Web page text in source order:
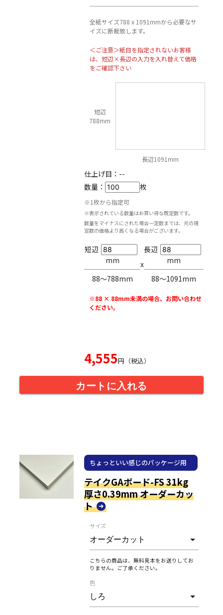
全紙サイズ788 x 1091mmから必要なサ
イズに断裁致します。
＜ご注意＞紙目を指定されないお客様
は、短辺×長辺の入力を入れ替えて価格
をご確認下さい
短辺
788mm
長辺1091mm
仕上げ目： --
数量：
枚
※1枚から指定可
※表示されている数量はお買い得な既定数です。
数量をマイナスにされた場合一定数までは、元の規
定数の価格より高くなる場合がございます。
短辺
mm
88〜788mm
x
長辺
mm
88〜1091mm
※88 × 88mm未満の場合、お問い合わせ
ください。
4,555円（税込）
カートに入れる
ちょっといい感じのパッケージ用
紙
テイクGAボード-FS 31kg
厚さ0.39mm オーダーカッ
ト
サイズ
こちらの商品は、無料見本をお送りしてお
りません。ご了承ください。
色